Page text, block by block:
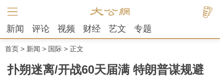
新闻 评论 视频 财经 艺文 专题
首页 > 新闻 > 国际 > 正文
扑朔迷离/开战60天届满 特朗普谋规避